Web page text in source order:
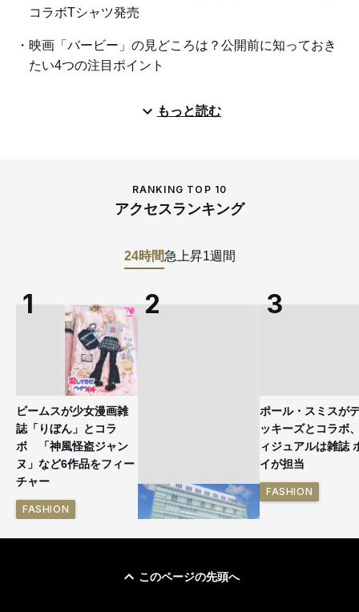
コラボTシャツ発売
映画「バービー」の見どころは？公開前に知っておき
たい4つの注目ポイント
もっと読む
RANKING TOP 10
アクセスランキング
24時間急上昇1週間
ビームスが少女漫画雑
誌「りぼん」とコラ
ボ 「神風怪盗ジャン
ヌ」など6作品をフィー
チャー
FASHION
ポール・スミスが
ッキーズとコラボ
ィジュアルは雑誌
イが担当
FASHION
このページの先頭へ